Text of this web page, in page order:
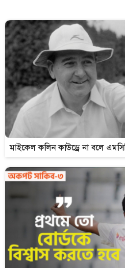
মাইকেল কলিন কাউড্রে না বলে